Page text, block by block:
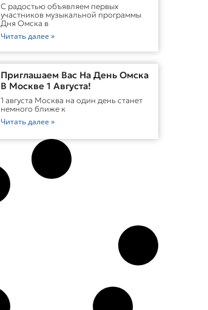
С радостью объявляем первых
участников музыкальной программы
Дня Омска в
Читать далее »
Приглашаем Вас На День Омска
В Москве 1 Августа!
1 августа Москва на один день станет
немного ближе к
Читать далее »